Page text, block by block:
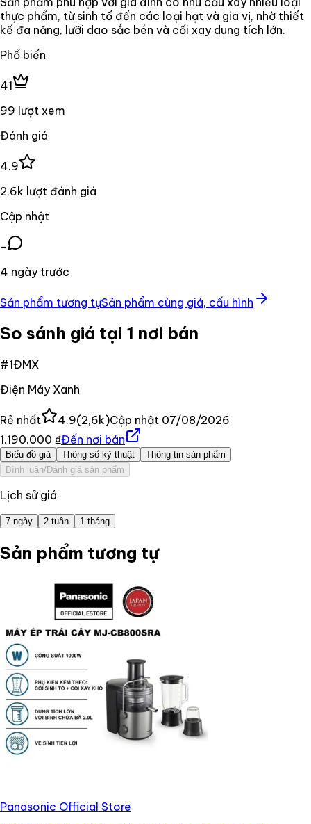
thực phẩm, từ sinh tố đến các loại hạt và gia vị, nhờ thiết
kế đa năng, lưỡi dao sắc bén và cối xay dung tích lớn.
Phổ biến
41
99 lượt xem
Đánh giá
4.9
2,6k lượt đánh giá
Cập nhật
-
4 ngày trước
Sản phẩm tương tựSản phẩm cùng giá, cấu hình
So sánh giá tại 1 nơi bán
#1ĐMX
Điện Máy Xanh
Rẻ nhất 4.9(2,6k)Cập nhật 07/08/2026
1.190.000 ₫Đến nơi bán
Biểu đồ giá Thông số kỹ thuật
Thông tin sản phẩm
Bình luận/Đánh giá sản phẩm
Lịch sử giá
7 ngày 2 tuần 1 tháng
Sản phẩm tương tự
Panasonic Official Store